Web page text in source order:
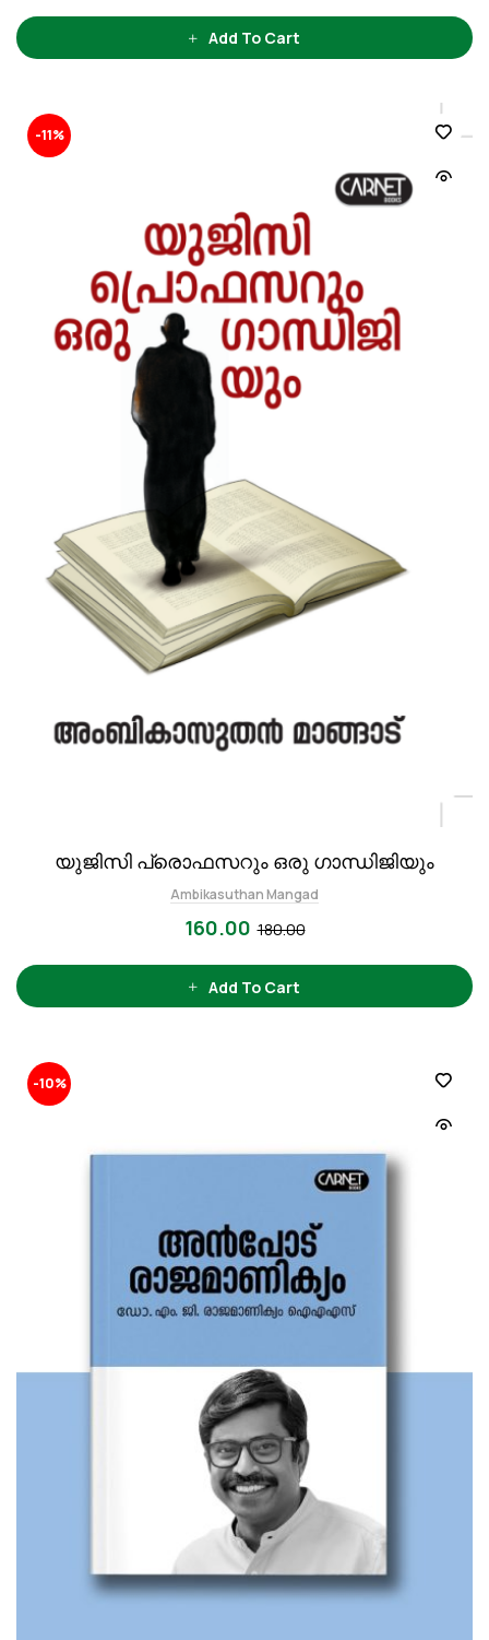
Add To Cart
-11%
യുജിസി പ്രൊഫസറും ഒരു ഗാന്ധിജിയും
Ambikasuthan Mangad
180.00
160.00
Add To Cart
-10%